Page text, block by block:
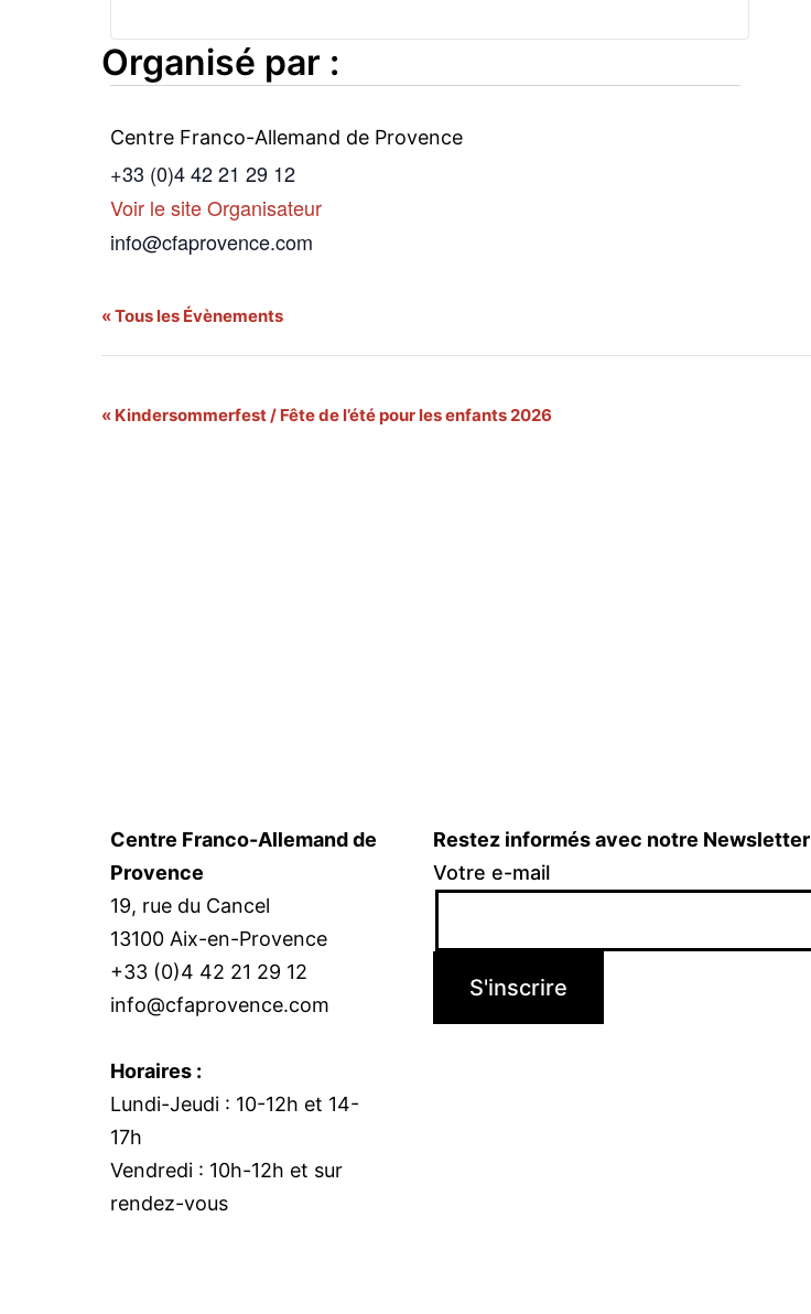
Organisé par :
Centre Franco-Allemand de Provence
+33 (0)4 42 21 29 12
Voir le site Organisateur
info@cfaprovence.com
« Tous les Évènements
Navigation
« Kindersommerfest / Fête de l’été pour les enfants 2026
Centre Franco-Allemand de
Provence
19, rue du Cancel
13100 Aix-en-Provence
+33 (0)4 42 21 29 12
info@cfaprovence.com
Horaires :
Lundi-Jeudi : 10-12h et 14-
17h
Vendredi : 10h-12h et sur
rendez-vous
Restez informés avec notre Newsletter
Votre e-mail